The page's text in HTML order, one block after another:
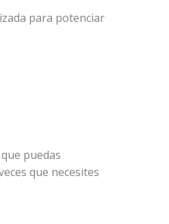
para potenciar
puedas
que necesites